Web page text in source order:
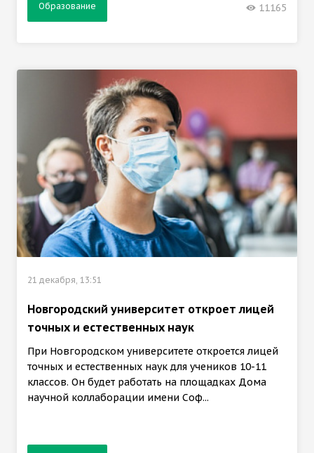
Образование 11165
21 декабря, 13:51
Новгородский университет откроет лицей
точных и естественных наук
При Новгородском университете откроется лицей
точных и естественных наук для учеников 10-11
классов. Он будет работать на площадках Дома
научной коллаборации имени Соф...